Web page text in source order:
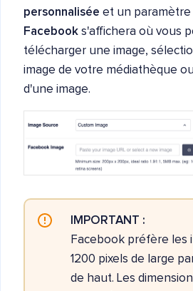
personnalisée et un paramètre
Facebook s'affichera où vous
télécharger une image,
image de votre médiathèque
d'une image.
IMPORTANT :
Facebook préfère les
1200 pixels de large
de haut. Les